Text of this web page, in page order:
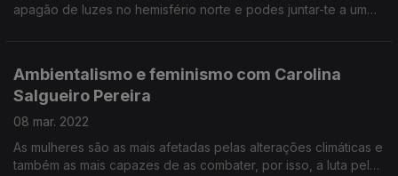
apagão de luzes no hemisfério norte e podes juntar-te a um
Ambientalismo e feminismo com Carolina
Salgueiro Pereira
08 mar. 2022
As mulheres são as mais afetadas pelas alterações climáticas e
também as mais capazes de as combater, por isso, a luta pela